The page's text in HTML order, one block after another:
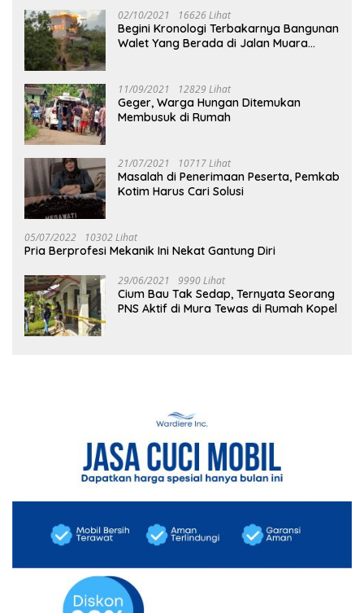
02/10/2021 16626 Lihat
Begini Kronologi Terbakarnya Bangunan
Walet Yang Berada di Jalan Muara
11/09/2021 12829 Lihat
Geger, Warga Hungan Ditemukan
Membusuk di Rumah
21/07/2021 10717 Lihat
Masalah di Penerimaan Peserta, Pemkab
Kotim Harus Cari Solusi
05/07/2022 10302 Lihat
Pria Berprofesi Mekanik Ini Nekat Gantung Diri
29/06/2021 9990 Lihat
Cium Bau Tak Sedap, Ternyata Seorang
PNS Aktif di Mura Tewas di Rumah Kopel